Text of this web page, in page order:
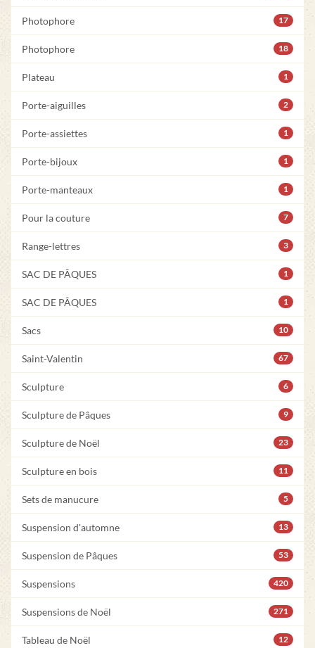
Photophore 17
Photophore 18
Plateau 1
Porte-aiguilles 2
Porte-assiettes 1
Porte-bijoux 1
Porte-manteaux 1
Pour la couture 7
Range-lettres 3
SAC DE PÂQUES 1
SAC DE PÂQUES 1
Sacs 10
Saint-Valentin 67
Sculpture 6
Sculpture de Pâques 9
Sculpture de Noël 23
Sculpture en bois 11
Sets de manucure 5
Suspension d'automne 13
Suspension de Pâques 53
Suspensions 420
Suspensions de Noël 271
Tableau de Noël 12